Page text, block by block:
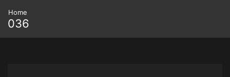
Home
036